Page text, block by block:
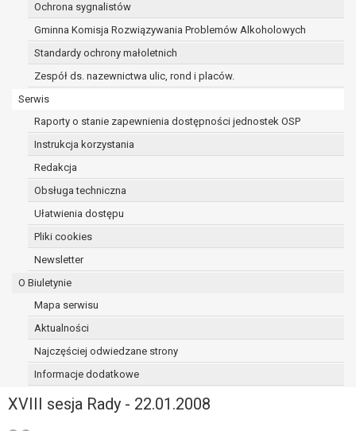
Ochrona sygnalistów
Gminna Komisja Rozwiązywania Problemów Alkoholowych
Standardy ochrony małoletnich
Zespół ds. nazewnictwa ulic, rond i placów.
Serwis
Raporty o stanie zapewnienia dostępności jednostek OSP
Instrukcja korzystania
Redakcja
Obsługa techniczna
Ułatwienia dostępu
Pliki cookies
Newsletter
O Biuletynie
Mapa serwisu
Aktualności
Najczęściej odwiedzane strony
Informacje dodatkowe
XVIII sesja Rady - 22.01.2008
przetwarzanie danych jest niezgodne
z prawem, a osoba, której dane
dotyczą, sprzeciwia się usunięciu
danych, żądając w zamian ich
ograniczenia,
danych dla swoich celów, ale osoba,
której dane dotyczą, potrzebuje ich do
ustalenia, obrony lub dochodzenia
roszczeń,
osoba, której dane dotyczą, wniosła
sprzeciw wobec przetwarzania
danych - do czasu ustalenia czy
prawnie uzasadnione podstawy po
podstawie art. 20 RODO, w przypadku gdy
przetwarzanie danych odbywa się na
której dane dotyczą lub na podstawie
zgody wyrażonej przez tą osobę,